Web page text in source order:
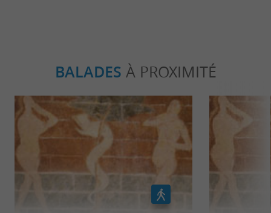
BALADES À PROXIMITÉ